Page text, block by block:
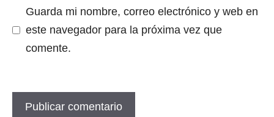
Guarda mi nombre, correo electrónico y web en
este navegador para la próxima vez que
comente.